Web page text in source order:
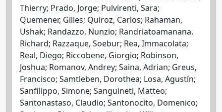
Thierry; Prado, Jorge; Pulvirenti, Sara;
Quemener, Gilles; Quiroz, Carlos; Rahaman,
Ushak; Randazzo, Nunzio; Randriatoamanana,
Richard; Razzaque, Soebur; Rea, Immacolata;
Real, Diego; Riccobene, Giorgio; Robinson,
Joshua; Romanov, Andrey; Saina, Adrian; Greus,
Francisco; Samtleben, Dorothea; Losa, Agustín;
Sanfilippo, Simone; Sanguineti, Matteo;
Santonastaso, Claudio; Santonocito, Domenico;